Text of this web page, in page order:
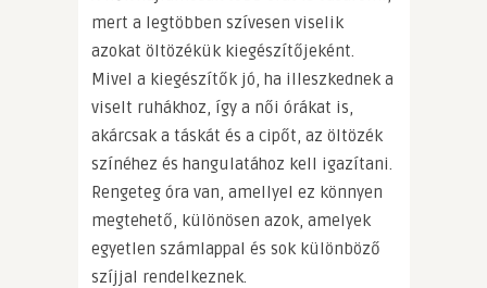
mert a legtöbben szívesen viselik
azokat öltözékük kiegészítőjeként.
Mivel a kiegészítők jó, ha illeszkednek a
viselt ruhákhoz, így a női órákat is,
akárcsak a táskát és a cipőt, az öltözék
színéhez és hangulatához kell igazítani.
Rengeteg óra van, amellyel ez könnyen
megtehető, különösen azok, amelyek
egyetlen számlappal és sok különböző
szíjjal rendelkeznek.